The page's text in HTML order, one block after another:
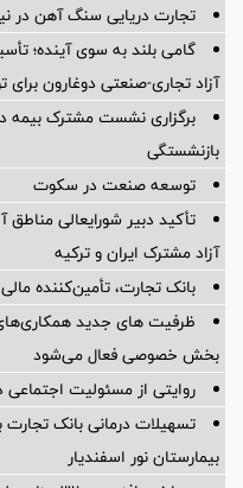
تجارت دریایی سنگ آهن در
گامی بلند به سوی آینده؛
آزاد تجاری-صنعتی دوغارون برای
برگزاری نشست مشترک بیمه
بازنشستگی
توسعه صنعت در سکوت
تأکید دبیر شورایعالی مناطق
آزاد مشترک ایران و ترکیه
بانک تجارت، تأمین‌کننده مالی پروژه
ظرفیت های جدید
بخش خصوصی فعال می‌شود
روایتی از مسئولیت اجتماعی
تسهیلات درمانی بانک
بیمارستان نور اسفندیار